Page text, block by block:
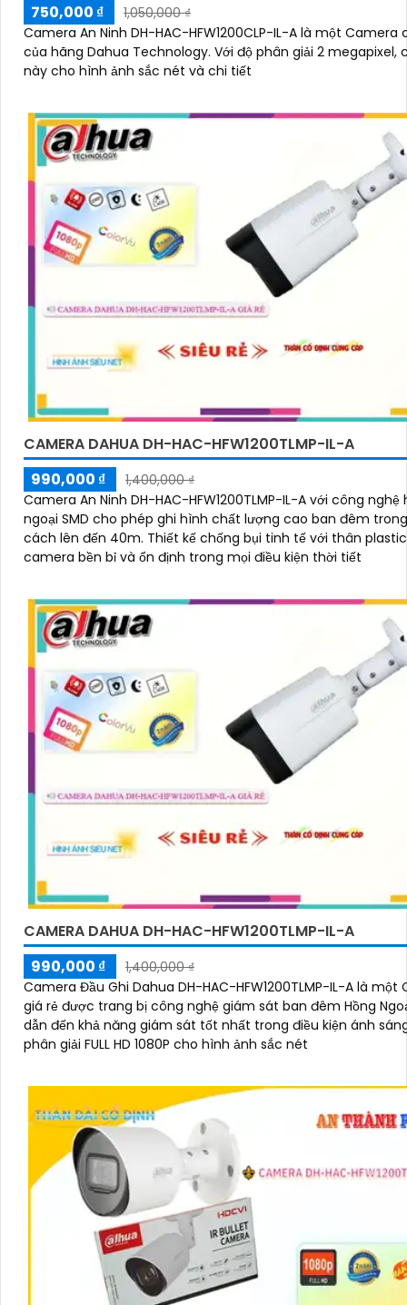
750,000 ₫
1,050,000 ₫
Camera An Ninh DH-HAC-HFW1200CLP-IL-A là một Camera
của hãng Dahua Technology. Với độ phân giải 2 megapixel, camera
này cho hình ảnh sắc nét và chi tiết
CAMERA DAHUA DH-HAC-HFW1200TLMP-IL-A
990,000 ₫
1,400,000 ₫
Camera An Ninh DH-HAC-HFW1200TLMP-IL-A với công nghệ
ngoại SMD cho phép ghi hình chất lượng cao ban đêm
cách lên đến 40m. Thiết kế chống bụi tinh tế với thân plastic giúp
camera bền bỉ và ổn định trong mọi điều kiện thời tiết
CAMERA DAHUA DH-HAC-HFW1200TLMP-IL-A
990,000 ₫
1,400,000 ₫
Camera Đầu Ghi Dahua DH-HAC-HFW1200TLMP-IL-A là một
giá rẻ được trang bị công nghệ giám sát ban đêm Hồng
dẫn đến khả năng giám sát tốt nhất trong điều kiện ánh sáng
phân giải FULL HD 1080P cho hình ảnh sắc nét